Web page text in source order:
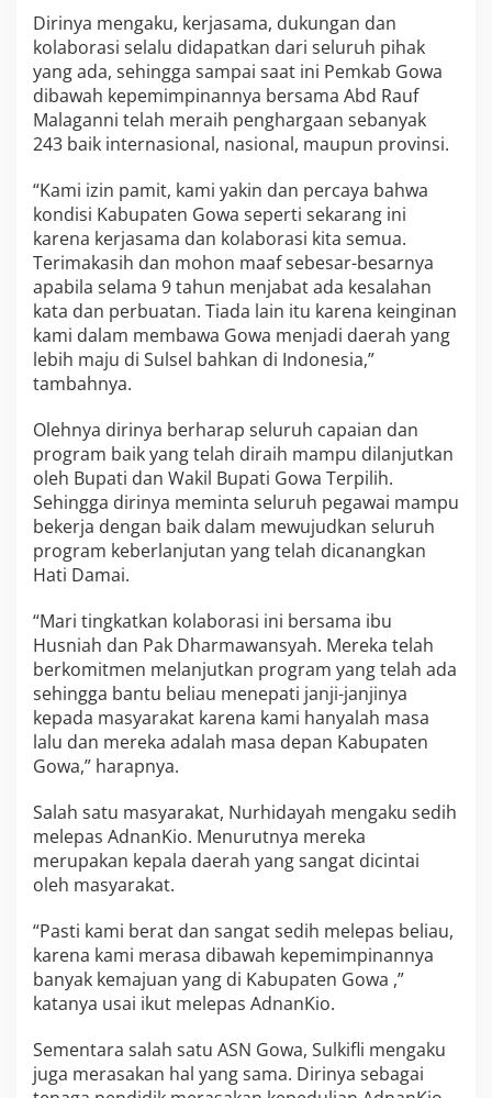
,
W
a
r
g
a
d
n
e
g
a
w
a
i
P
e
a
b
T
u
m
p
h
a
h
Dirinya mengaku, kerjasama, dukungan dan
kolaborasi selalu didapatkan dari seluruh pihak
yang ada, sehingga sampai saat ini Pemkab Gowa
dibawah kepemimpinannya bersama Abd Rauf
Malaganni telah meraih penghargaan sebanyak
243 baik internasional, nasional, maupun provinsi.
“Kami izin pamit, kami yakin dan percaya bahwa
kondisi Kabupaten Gowa seperti sekarang ini
karena kerjasama dan kolaborasi kita semua.
Terimakasih dan mohon maaf sebesar-besarnya
apabila selama 9 tahun menjabat ada kesalahan
kata dan perbuatan. Tiada lain itu karena keinginan
kami dalam membawa Gowa menjadi daerah yang
lebih maju di Sulsel bahkan di Indonesia,”
tambahnya.
Olehnya dirinya berharap seluruh capaian dan
program baik yang telah diraih mampu dilanjutkan
oleh Bupati dan Wakil Bupati Gowa Terpilih.
Sehingga dirinya meminta seluruh pegawai mampu
bekerja dengan baik dalam mewujudkan seluruh
program keberlanjutan yang telah dicanangkan
Hati Damai.
“Mari tingkatkan kolaborasi ini bersama ibu
Husniah dan Pak Dharmawansyah. Mereka telah
berkomitmen melanjutkan program yang telah ada
sehingga bantu beliau menepati janji-janjinya
kepada masyarakat karena kami hanyalah masa
lalu dan mereka adalah masa depan Kabupaten
Gowa,” harapnya.
Salah satu masyarakat, Nurhidayah mengaku sedih
melepas AdnanKio. Menurutnya mereka
merupakan kepala daerah yang sangat dicintai
oleh masyarakat.
“Pasti kami berat dan sangat sedih melepas beliau,
karena kami merasa dibawah kepemimpinannya
banyak kemajuan yang di Kabupaten Gowa ,”
katanya usai ikut melepas AdnanKio.
Sementara salah satu ASN Gowa, Sulkifli mengaku
juga merasakan hal yang sama. Dirinya sebagai